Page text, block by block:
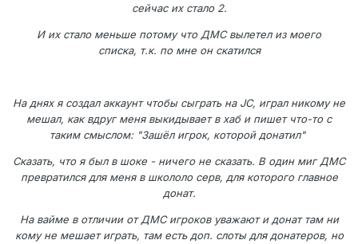
сейчас их стало 2.
И их стало меньше потому что ДМС вылетел из моего
списка, т.к. по мне он скатился
На днях я создал аккаунт чтобы сыграть на JC, играл никому не
мешал, как вдруг меня выкидывает в хаб и пишет что-то с
таким смыслом: "Зашёл игрок, которой донатил"
Сказать, что я был в шоке - ничего не сказать. В один миг ДМС
превратился для меня в школоло серв, для которого главное
донат.
На вайме в отличии от ДМС игроков уважают и донат там ни
кому не мешает играть, там есть доп. слоты для донатеров, но